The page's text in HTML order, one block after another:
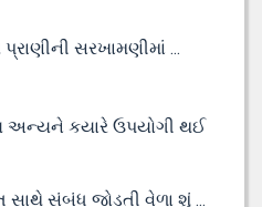
સરખામણીમાં ...
અન્યને કયારે ઉપયોગી થઈ
સાથે સંબંધ જોડતી વેળા શું ...